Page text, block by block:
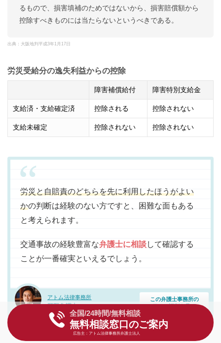
るもので、損害填補のためではないから、損害賠償額から
控除すべきものには当たらないというべきである。
出典：大阪地判平成3年1月17日
労災受給分の逸失利益からの控除
障害補償給付 障害特別支給金
支給済・支給確定済 控除される 控除されない
支給未確定 控除されない 控除されない
アトム法律事務所
岡野弁護士
この弁護士事務所の
口コミ評判を見る
労災と自賠責のどちらを先に利用したほうがよい
かの判断は経験のない方ですと、困難な面もある
と考えられます。
交通事故の経験豊富な弁護士に相談して確認する
ことが一番確実といえるでしょう。
全国/24時間/無料相談
無料相談窓口のご案内
広告主：アトム法律事務所弁護士法人